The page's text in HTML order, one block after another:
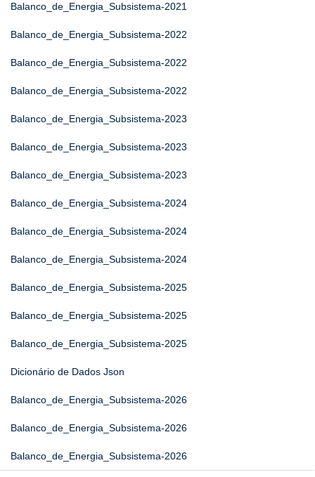
Balanco_de_Energia_Subsistema-2021
Balanco_de_Energia_Subsistema-2022
Balanco_de_Energia_Subsistema-2022
Balanco_de_Energia_Subsistema-2022
Balanco_de_Energia_Subsistema-2023
Balanco_de_Energia_Subsistema-2023
Balanco_de_Energia_Subsistema-2023
Balanco_de_Energia_Subsistema-2024
Balanco_de_Energia_Subsistema-2024
Balanco_de_Energia_Subsistema-2024
Balanco_de_Energia_Subsistema-2025
Balanco_de_Energia_Subsistema-2025
Balanco_de_Energia_Subsistema-2025
Dicionário de Dados Json
Balanco_de_Energia_Subsistema-2026
Balanco_de_Energia_Subsistema-2026
Balanco_de_Energia_Subsistema-2026